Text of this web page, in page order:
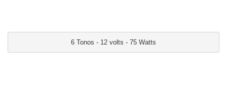
6 Tonos - 12 volts - 75 Watts